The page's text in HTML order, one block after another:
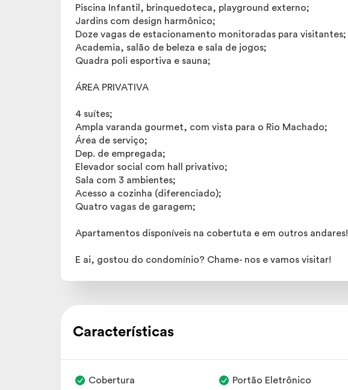
Piscina Infantil, brinquedoteca, playground externo;
Jardins com design harmônico;
Doze vagas de estacionamento monitoradas para visitantes;
Academia, salão de beleza e sala de jogos;
Quadra poli esportiva e sauna;
ÁREA PRIVATIVA
4 suítes;
Ampla varanda gourmet, com vista para o Rio Machado;
Área de serviço;
Dep. de empregada;
Elevador social com hall privativo;
Sala com 3 ambientes;
Acesso a cozinha (diferenciado);
Quatro vagas de garagem;
Apartamentos disponíveis na cobertuta e em outros andares!
E ai, gostou do condomínio? Chame- nos e vamos visitar!
Características
Cobertura Portão Eletrônico